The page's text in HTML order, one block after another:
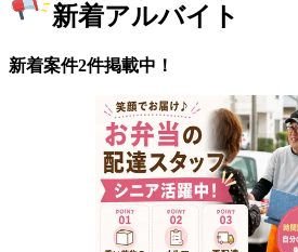
新着アルバイト
新着案件2件掲載中！